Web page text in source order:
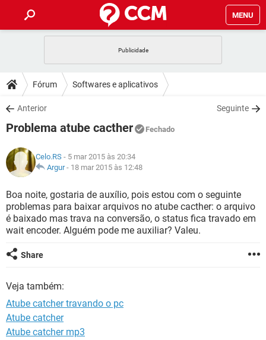
MENU
CELULAR FACEBOOK
OUTLOOK
INSTAGRAM GMAIL
GUIA DE COMPRAS
DICAS
JOGOS WHATSAPP
INSTAGRAM
GUIA DE COMPRAS
DOWNLOADS
JOGOS WHATSAPP
CELULAR
OUTLOOK EXCEL
INSTAGRAM GMAIL
GUIA DE COMPRAS
JOGOS
CELULAR
OUTLOOK EXCEL
INSTAGRAM GMAIL
GLOSSÁRIO
WHATSAPP
CELULAR FACEBOOK
OUTLOOK EXCEL
INSTAGRAM
Fórum Softwares e aplicativos
Anterior Seguinte
Problema atube cacther Fechado
Celo.RS - 5 mar 2015 às 20:34
Argur- 18 mar 2015 às 12:48
Boa noite, gostaria de auxílio, pois estou com o seguinte
problemas para baixar arquivos no atube cacther: o arquivo
é baixado mas trava na conversão, o status fica travado em
wait encoder. Alguém pode me auxiliar? Valeu.
Share
Veja também:
Atube catcher travando o pc
Atube catcher
Atube catcher mp3